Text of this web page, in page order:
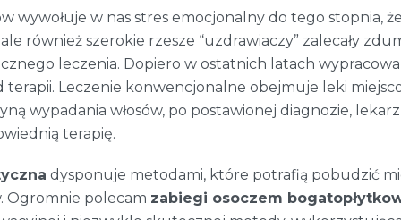
wywołuje w nas stres emocjonalny do tego stopnia,
również szerokie rzesze “uzdrawiaczy” zalecały
leczenia. Dopiero w ostatnich latach
terapii. Leczenie konwencjonalne obejmuje leki
wypadania włosów, po postawionej diagnozie,
terapię.
dysponuje metodami, które potrafią pobudzić
Ogromnie polecam zabiegi osoczem